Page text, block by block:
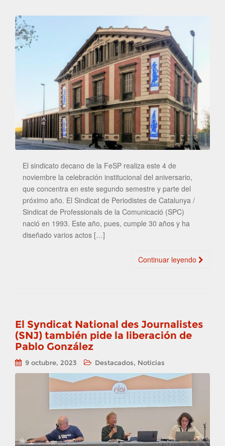
El sindicato decano de la FeSP realiza este 4 de
noviembre la celebración institucional del aniversario,
que concentra en este segundo semestre y parte del
próximo año. El Sindicat de Periodistes de Catalunya /
Sindicat de Professionals de la Comunicació (SPC)
nació en 1993. Este año, pues, cumple 30 años y ha
diseñado varios actos […]
Continuar leyendo
El Syndicat National des Journalistes
(SNJ) también pide la liberación de
Pablo González
9 octubre, 2023 Destacados, Noticias